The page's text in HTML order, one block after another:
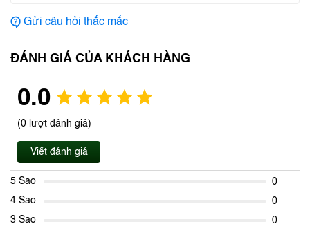
Gửi câu hỏi thắc mắc
ĐÁNH GIÁ CỦA KHÁCH HÀNG
0.0
(0 lượt đánh giá)
Viết đánh giá
5 Sao
0
4 Sao
0
3 Sao
0